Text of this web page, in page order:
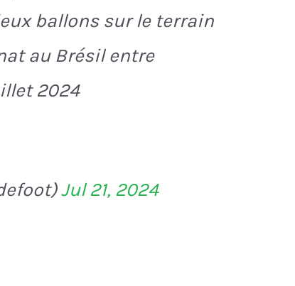
ballons sur le terrain
au Brésil entre
2024
Jul 21, 2024